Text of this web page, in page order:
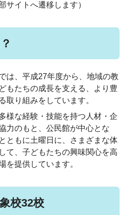
部サイトへ遷移します）
は、平成27年度から、地域の教
もたちの成長を支える、より豊
取り組みをしています。
様な経験・技能を持つ人材・企
力のもと、公民館が中心とな
ともに土曜日に、さまざまな体
て、子どもたちの興味関心を高
を提供しています。
校32校